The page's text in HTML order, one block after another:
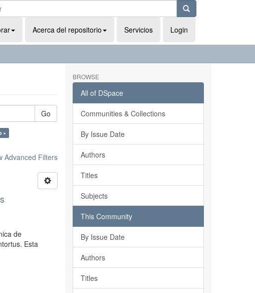
Acerca del repositorio Servicios Login
Go
×
Advanced Filters
de
Esta
BROWSE
All of DSpace
Communities & Collections
By Issue Date
Authors
Titles
Subjects
This Community
By Issue Date
Authors
Titles